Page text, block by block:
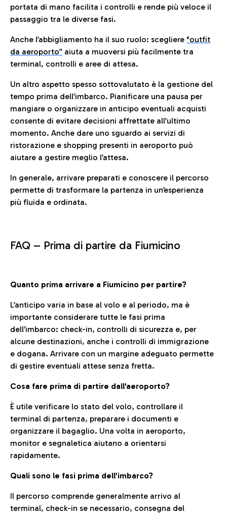
portata di mano facilita i controlli e rende più veloce il
passaggio tra le diverse fasi.
Anche l’abbigliamento ha il suo ruolo: scegliere "outfit
da aeroporto” aiuta a muoversi più facilmente tra
terminal, controlli e aree di attesa.
Un altro aspetto spesso sottovalutato è la gestione del
tempo prima dell’imbarco. Pianificare una pausa per
mangiare o organizzare in anticipo eventuali acquisti
consente di evitare decisioni affrettate all’ultimo
momento. Anche dare uno sguardo ai servizi di
ristorazione e shopping presenti in aeroporto può
aiutare a gestire meglio l’attesa.
In generale, arrivare preparati e conoscere il percorso
permette di trasformare la partenza in un’esperienza
più fluida e ordinata.
FAQ – Prima di partire da Fiumicino
Quanto prima arrivare a Fiumicino per partire?
L’anticipo varia in base al volo e al periodo, ma è
importante considerare tutte le fasi prima
dell’imbarco: check-in, controlli di sicurezza e, per
alcune destinazioni, anche i controlli di immigrazione
e dogana. Arrivare con un margine adeguato permette
di gestire eventuali attese senza fretta.
Cosa fare prima di partire dall’aeroporto?
È utile verificare lo stato del volo, controllare il
terminal di partenza, preparare i documenti e
organizzare il bagaglio. Una volta in aeroporto,
monitor e segnaletica aiutano a orientarsi
rapidamente.
Quali sono le fasi prima dell’imbarco?
Il percorso comprende generalmente arrivo al
terminal, check-in se necessario, consegna del